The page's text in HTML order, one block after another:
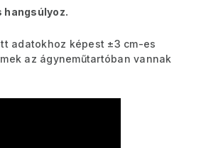
hangsúlyoz.
adatokhoz képest ±3 cm-es
az ágyneműtartóban vannak